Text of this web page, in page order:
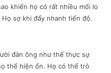
khiến họ có rất nhiều mối lo
sợ khi đẩy nhanh tiến độ.
đàn ông như thế thực sự
thể hiện ổn. Họ có thể trò